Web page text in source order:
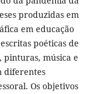
produzidas em
em educação
poéticas de
pinturas, música e
diferentes
Os objetivos